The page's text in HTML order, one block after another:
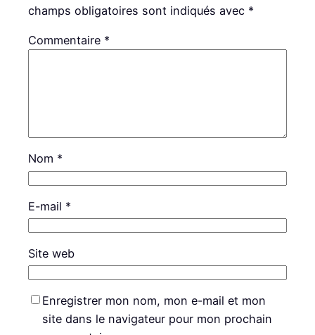
champs obligatoires sont indiqués avec *
Commentaire *
Nom *
E-mail *
Site web
Enregistrer mon nom, mon e-mail et mon
site dans le navigateur pour mon prochain